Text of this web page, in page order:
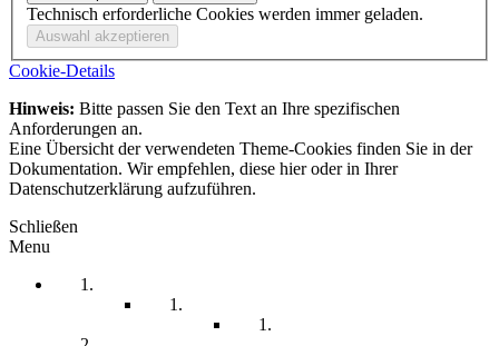
Technisch erforderliche Cookies werden immer geladen.
Cookie-Details
Hinweis: Bitte passen Sie den Text an Ihre spezifischen
Anforderungen an.
Eine Übersicht der verwendeten Theme-Cookies finden Sie in der
Dokumentation. Wir empfehlen, diese hier oder in Ihrer
Datenschutzerklärung aufzuführen.
Schließen
Menu